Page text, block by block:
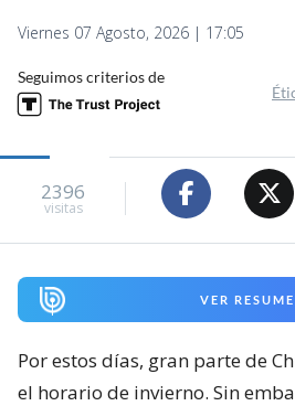
Viernes 07 Agosto, 2026 | 17:05
Seguimos criterios de
2396
visitas
VER
Por estos días, gran parte de
el horario de invierno. Sin